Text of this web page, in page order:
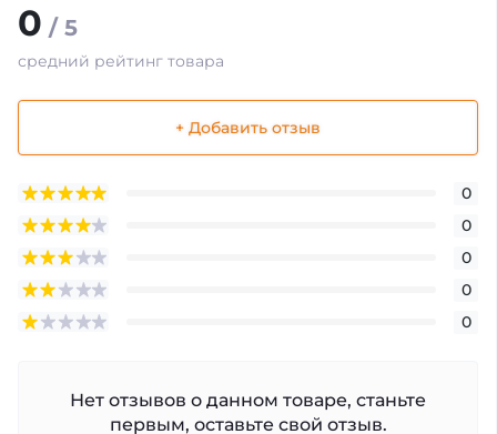
0 / 5
средний рейтинг товара
+ Добавить отзыв
0
0
0
0
0
Нет отзывов о данном товаре, станьте
первым, оставьте свой отзыв.